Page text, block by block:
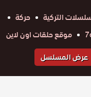
التركية
حركة
موقع حلقات اون لاين
عرض المسلسل